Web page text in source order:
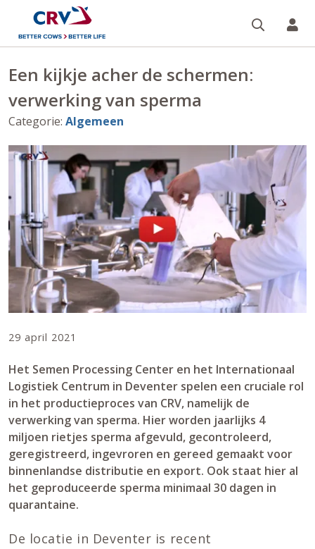
Een kijkje acher de schermen:
verwerking van sperma
Categorie: Algemeen
29 april 2021
Het Semen Processing Center en het Internationaal
Logistiek Centrum in Deventer spelen een cruciale rol
in het productieproces van CRV, namelijk de
verwerking van sperma. Hier worden jaarlijks 4
miljoen rietjes sperma afgevuld, gecontroleerd,
geregistreerd, ingevroren en gereed gemaakt voor
binnenlandse distributie en export. Ook staat hier al
het geproduceerde sperma minimaal 30 dagen in
quarantaine.
De locatie in Deventer is recent